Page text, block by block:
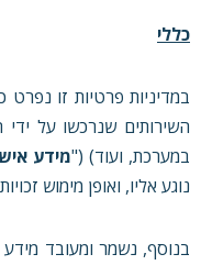
כללי
במדיניות פרטיות זו
במערכת, ועוד) ("מידע
נוגע אליו, ואופן מימוש
בנוסף, נשמר ומעובד